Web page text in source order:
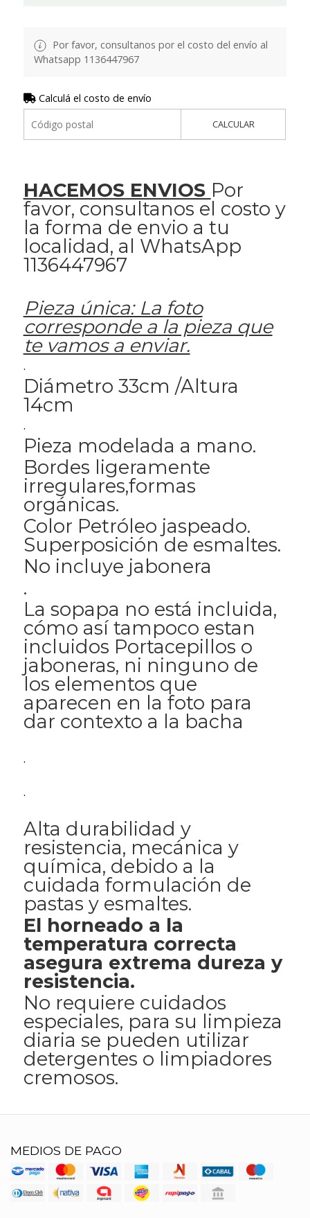
Por favor, consultanos por el costo del envío al
Whatsapp 1136447967
Calculá el costo de envío
CALCULAR
HACEMOS ENVIOS Por
favor, consultanos el costo y
la forma de envio a tu
localidad, al WhatsApp
1136447967
Pieza única: La foto
corresponde a la pieza que
te vamos a enviar.
.
Diámetro 33cm /Altura
14cm
.
Pieza modelada a mano.
Bordes ligeramente
irregulares,formas
orgánicas.
Color Petróleo jaspeado.
Superposición de esmaltes.
No incluye jabonera
.
La sopapa no está incluida,
cómo así tampoco estan
incluidos Portacepillos o
jaboneras, ni ninguno de
los elementos que
aparecen en la foto para
dar contexto a la bacha
.
.
Alta durabilidad y
resistencia, mecánica y
química, debido a la
cuidada formulación de
pastas y esmaltes.
El horneado a la
temperatura correcta
asegura extrema dureza y
resistencia.
No requiere cuidados
especiales, para su limpieza
diaria se pueden utilizar
detergentes o limpiadores
cremosos.
MEDIOS DE PAGO